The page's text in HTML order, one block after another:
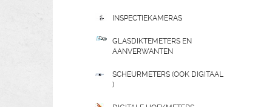
INSPECTIEKAMERAS
GLASDIKTEMETERS EN
AANVERWANTEN
SCHEURMETERS (OOK DIGITAAL
)